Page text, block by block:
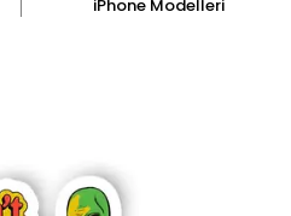
iPhone Modelleri